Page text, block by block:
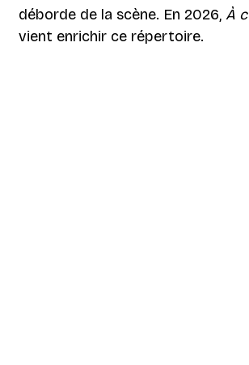
déborde de la scène. En 2026, À
vient enrichir ce répertoire.